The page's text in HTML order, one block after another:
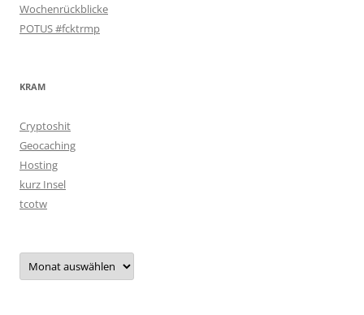
Wochenrückblicke
POTUS #fcktrmp
KRAM
Cryptoshit
Geocaching
Hosting
kurz Insel
tcotw
Archiv